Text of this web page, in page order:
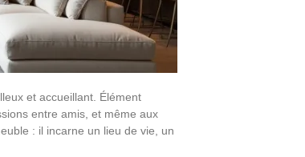
et accueillant. Élément
entre amis, et même aux
: il incarne un lieu de vie, un